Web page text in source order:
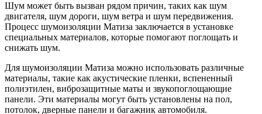
Шум может быть вызван рядом причин, таких как шум
двигателя, шум дороги, шум ветра и шум передвижения.
Процесс шумоизоляции Матиза заключается в установке
специальных материалов, которые помогают поглощать и
снижать шум.
Для шумоизоляции Матиза можно использовать различные
материалы, такие как акустические пленки, вспененный
полиэтилен, виброзащитные маты и звукопоглощающие
панели. Эти материалы могут быть установлены на пол,
потолок, дверные панели и багажник автомобиля.